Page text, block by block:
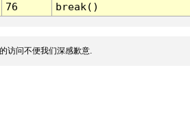
76 break()
访问不便我们深感歉意.